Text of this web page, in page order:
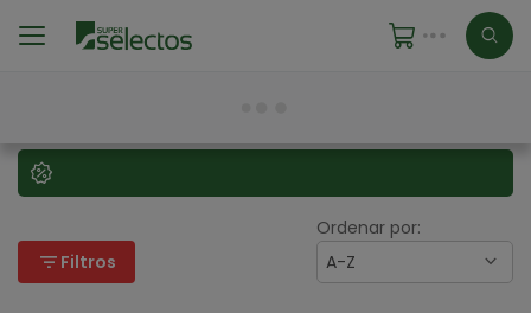
filter_list Filtros
Ordenar por:
A-Z